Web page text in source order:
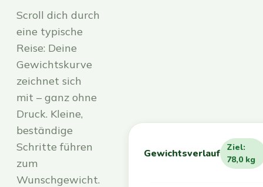
Scroll dich durch
eine typische
Reise: Deine
Gewichtskurve
zeichnet sich
mit – ganz ohne
Druck. Kleine,
beständige
Schritte führen
zum
Wunschgewicht.
Gewichtsverlauf
Ziel:
78,0 kg